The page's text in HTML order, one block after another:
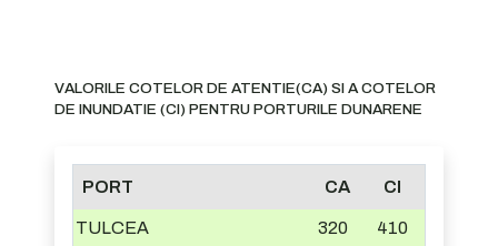
VALORILE COTELOR DE ATENTIE(CA) SI A COTELOR
DE INUNDATIE (CI) PENTRU PORTURILE DUNARENE
PORT CA CI
TULCEA 320
410